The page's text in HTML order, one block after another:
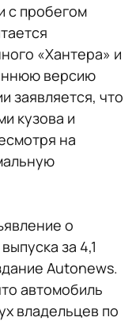
с пробегом
«Хантера» и
версию
заявляется, что
кузова и
на
о
за 4,1
Autonews.
автомобиль
владельцев по